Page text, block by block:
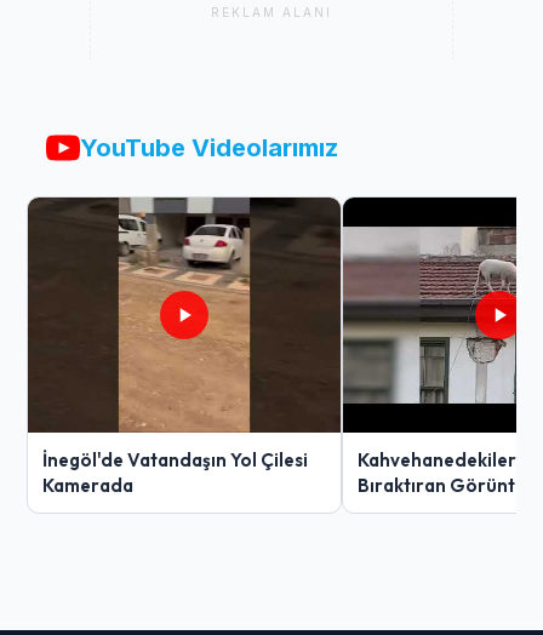
REKLAM ALANI
YouTube Videolarımız
İnegöl'de Vatandaşın Yol Çilesi
Kamerada
Kahvehanedekiler
Bıraktıran Görüntü!